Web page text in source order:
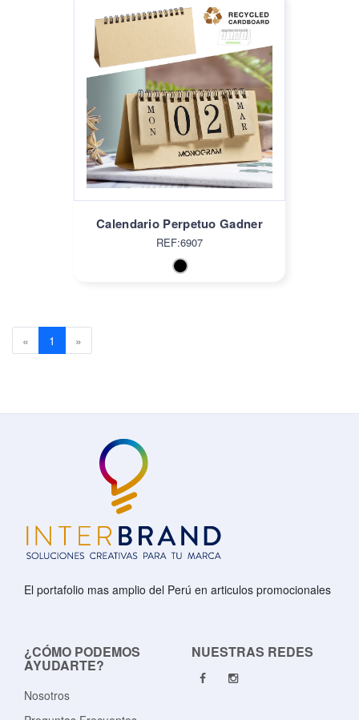
Calendario Perpetuo Gadner
REF:6907
« Previous
1 (current)
»
El portafolio mas amplio del Perú en articulos promocionales
¿CÓMO PODEMOS
AYUDARTE?
Nosotros
NUESTRAS REDES